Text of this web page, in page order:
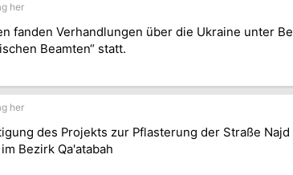
her
fanden Verhandlungen über die Ukraine unter
Beamten“ statt.
her
des Projekts zur Pflasterung der Straße Najd
Bezirk Qa'atabah